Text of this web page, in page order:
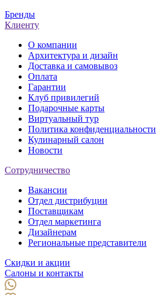
Бренды
Клиенту
О компании
Архитектура и дизайн
Доставка и самовывоз
Оплата
Гарантии
Клуб привилегий
Подарочные карты
Виртуальный тур
Политика конфиденциальности
Кулинарный салон
Новости
Сотрудничество
Вакансии
Отдел дистрибуции
Поставщикам
Отдел маркетинга
Дизайнерам
Региональные представители
Скидки и акции
Салоны и контакты